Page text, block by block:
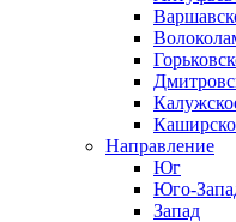
Направление
Юг
Юго-
Запад